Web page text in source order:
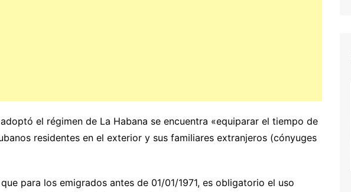
el régimen de La Habana se encuentra «equiparar el tiempo de
residentes en el exterior y sus familiares extranjeros (cónyuges
para los emigrados antes de 01/01/1971, es obligatorio el uso